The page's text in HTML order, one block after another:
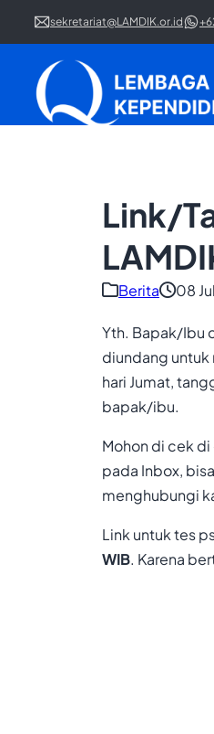
sekretariat@LAMDIK.or.id
Link/
Berita 08
Yth. Bapak/Ibu
diundang untuk
hari Jumat,
bapak/ibu.
Mohon di cek
pada Inbox,
menghubungi
Link untuk tes
WIB. Karena